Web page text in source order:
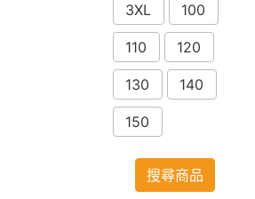
3XL 100
110 120
130 140
150
搜尋商品